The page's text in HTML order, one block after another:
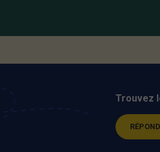
Trouvez